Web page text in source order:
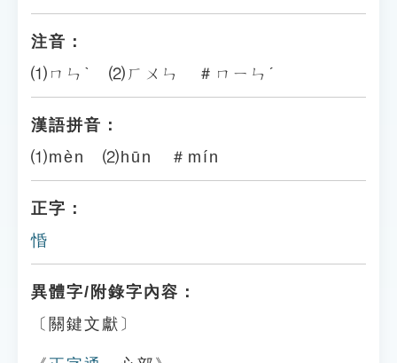
注音：
⑴ㄇㄣˋ ⑵ㄏㄨㄣ ＃ㄇㄧㄣˊ
漢語拼音：
⑴mèn ⑵hūn ＃mín
正字：
惛
異體字/附錄字內容：
〔關鍵文獻〕